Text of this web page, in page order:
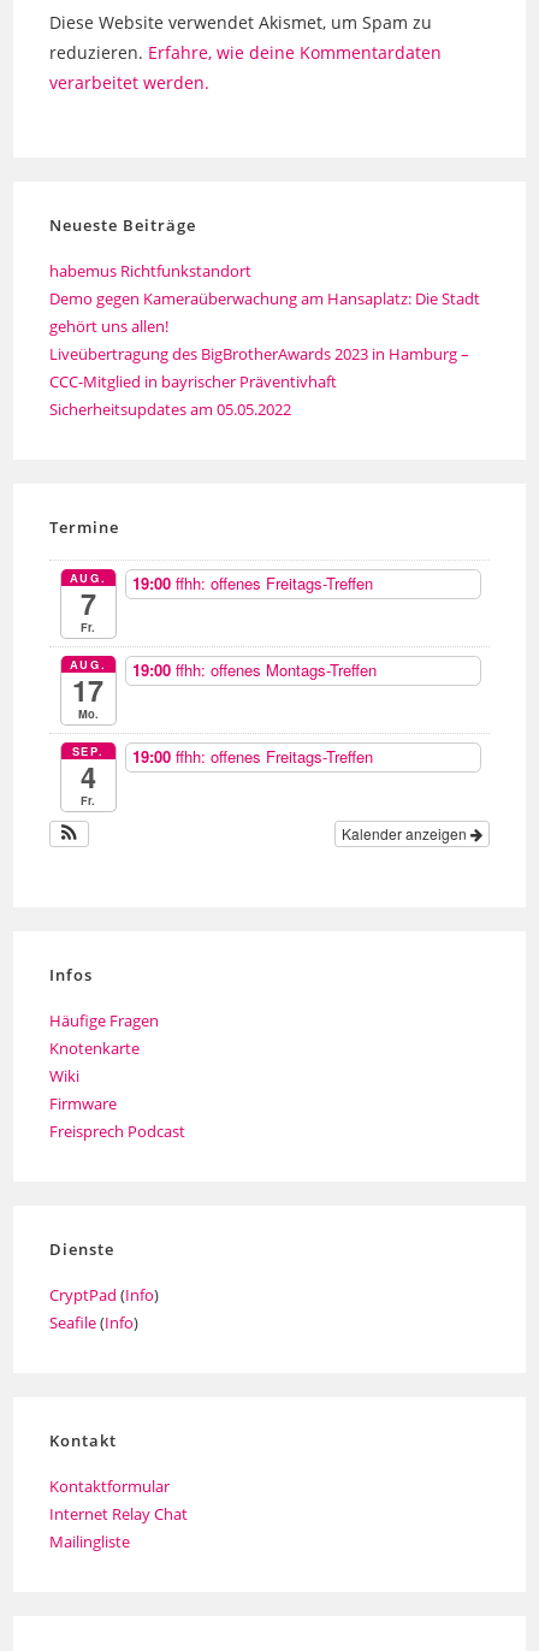
ein
(optional)
Diese Website verwendet Akismet, um Spam zu
reduzieren. Erfahre, wie deine Kommentardaten
verarbeitet werden.
Neueste Beiträge
habemus Richtfunkstandort
Demo gegen Kameraüberwachung am Hansaplatz: Die Stadt
gehört uns allen!
Liveübertragung des BigBrotherAwards 2023 in Hamburg –
CCC-Mitglied in bayrischer Präventivhaft
Sicherheitsupdates am 05.05.2022
Termine
AUG.
7
Fr.
19:00 ffhh: offenes Freitags-Treffen
AUG.
17
Mo.
19:00 ffhh: offenes Montags-Treffen
SEP.
4
Fr.
19:00 ffhh: offenes Freitags-Treffen
Kalender anzeigen
Infos
Häufige Fragen
Knotenkarte
Wiki
Firmware
Freisprech Podcast
Dienste
CryptPad (Info)
Seafile(Info)
Kontakt
Kontaktformular
Internet Relay Chat
Mailingliste